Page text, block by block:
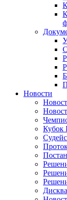
Новости